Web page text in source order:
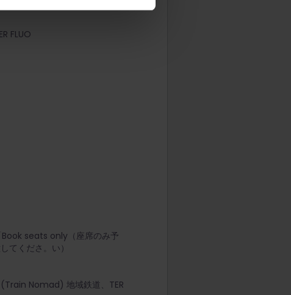
FLUO
Book seats only（座席のみ予
てくださ。い）
(Train Nomad) 地域鉄道、TER